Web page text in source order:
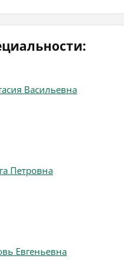
Васильевна
Петровна
Евгеньевна